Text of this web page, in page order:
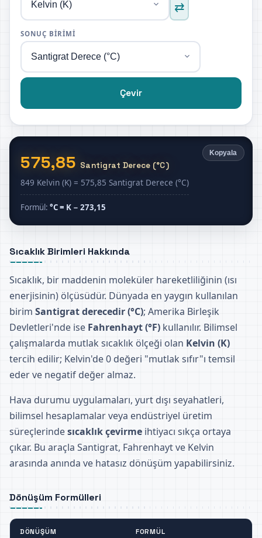
⇄
SONUÇ BIRIMI
Çevir
Kopyala
575,85 Santigrat Derece (°C)
849 Kelvin (K) = 575,85 Santigrat Derece (°C)
Formül:°C = K − 273,15
Sıcaklık Birimleri Hakkında
Sıcaklık, bir maddenin moleküler hareketliliğinin (ısı
enerjisinin) ölçüsüdür. Dünyada en yaygın kullanılan
birim Santigrat derecedir (°C); Amerika Birleşik
Devletleri'nde ise Fahrenhayt (°F) kullanılır. Bilimsel
çalışmalarda mutlak sıcaklık ölçeği olan Kelvin (K)
tercih edilir; Kelvin'de 0 değeri "mutlak sıfır"ı temsil
eder ve negatif değer almaz.
Hava durumu uygulamaları, yurt dışı seyahatleri,
bilimsel hesaplamalar veya endüstriyel üretim
süreçlerindesıcaklık çevirme ihtiyacı sıkça ortaya
çıkar. Bu araçla Santigrat, Fahrenhayt ve Kelvin
arasında anında ve hatasız dönüşüm yapabilirsiniz.
Dönüşüm Formülleri
DÖNÜŞÜM FORMÜL